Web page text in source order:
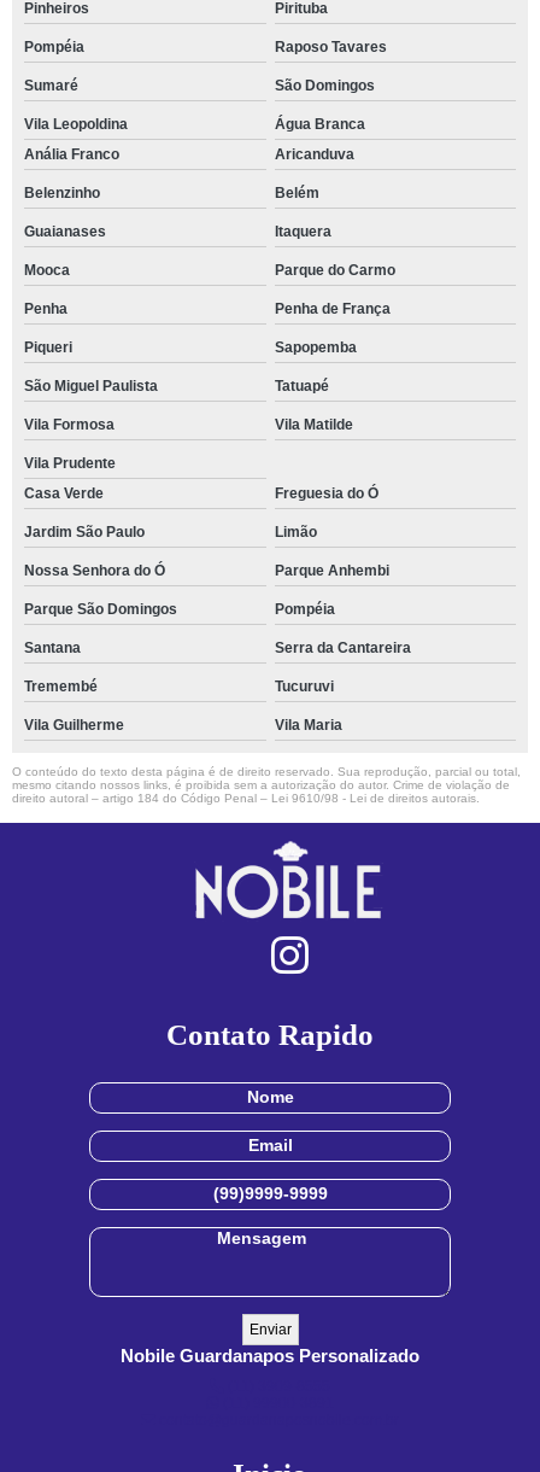
Pinheiros Pirituba
Pompéia Raposo Tavares
Sumaré São Domingos
Vila Leopoldina
Água Branca
Anália Franco
Aricanduva
Belenzinho Belém
Guaianases Itaquera
Mooca Parque do Carmo
Penha Penha de França
Piqueri Sapopemba
São Miguel Paulista Tatuapé
Vila Formosa Vila Matilde
Vila Prudente
Casa Verde
Freguesia do Ó
Jardim São Paulo Limão
Nossa Senhora do Ó Parque Anhembi
Parque São Domingos Pompéia
Santana Serra da Cantareira
Tremembé Tucuruvi
Vila Guilherme Vila Maria
O conteúdo do texto desta página é de direito reservado. Sua reprodução, parcial ou total,
mesmo citando nossos links, é proibida sem a autorização do autor. Crime de violação de
direito autoral – artigo 184 do Código Penal – Lei 9610/98 - Lei de direitos autorais.
Contato Rapido
Nobile Guardanapos Personalizado